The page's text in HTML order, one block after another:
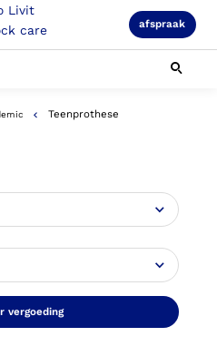
afspraak
Teenprothese
vergoeding